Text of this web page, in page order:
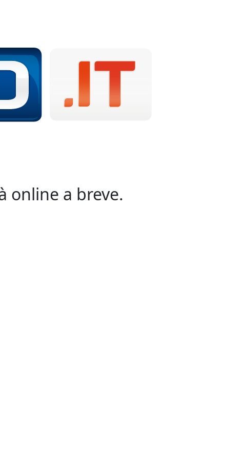
online a breve.